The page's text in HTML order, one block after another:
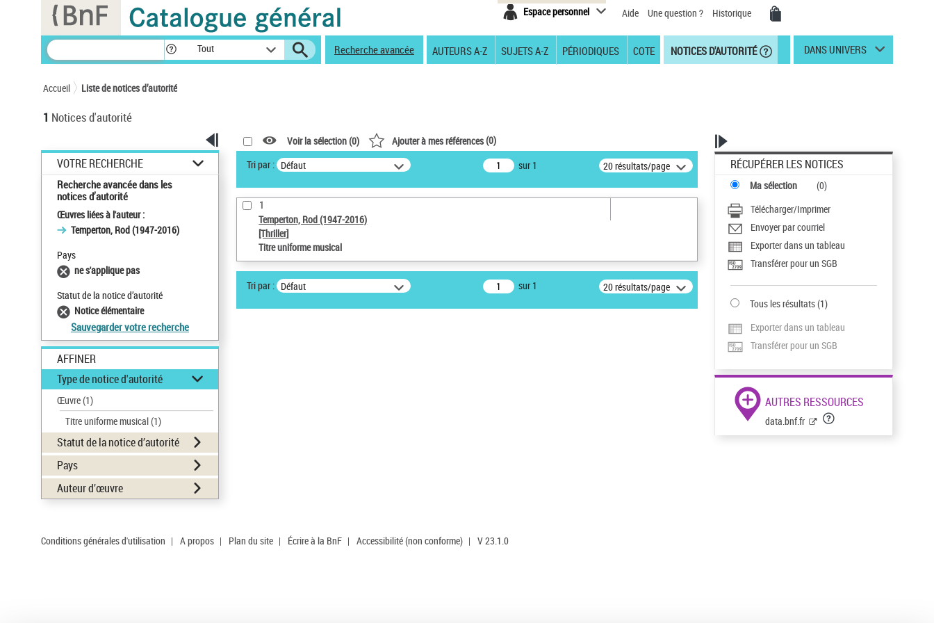
Espace personnel Aide Une question ? Historique
Tout Recherche avancée AUTEURS A-Z SUJETS A-Z PÉRIODIQUES COTE NOTICES D'AUTORITÉ DANS UNIVERS
Accueil Liste de notices d’autorité
1 Notices d'autorité
VOTRE RECHERCHE
Recherche avancée dans les
notices d’autorité
Œuvres liées à l'auteur :
Temperton, Rod (1947-2016)
Pays
ne s'applique pas
Statut de la notice d’autorité
Notice élémentaire
Sauvegarder votre recherche
AFFINER
Type de notice d'autorité
Œuvre(1)
Titre uniforme musical(1)
Statut de la notice d’autorité
Pays
Auteur d’œuvre
Voir la sélection (0) Ajouter à mes références(0)
Tri par : Défaut sur 1 20 résultats/page
1
Temperton, Rod (1947-2016)
[Thriller]
Titre uniforme musical
Tri par : Défaut sur 1 20 résultats/page
RÉCUPÉRER LES NOTICES
Ma sélection (0)
Télécharger/Imprimer
Envoyer par courriel
Exporter dans un tableau
Transférer pour un SGB
Tous les résultats(1)
Exporter dans un tableau
Transférer pour un SGB
AUTRES RESSOURCES
data.bnf.fr
Conditions générales d'utilisation | A propos | Plan du site | Écrire à la BnF | Accessibilité (non conforme) | V 23.1.0
Panneau de gestion des cookies